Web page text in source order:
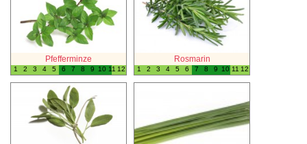
Pfefferminze
1 2 3 4 5 6 7 8 9 10 11 12
Rosmarin
1 2 3 4 5 6 7 8 9 10 11 12